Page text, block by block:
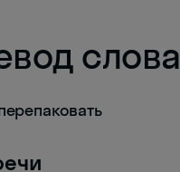
слова